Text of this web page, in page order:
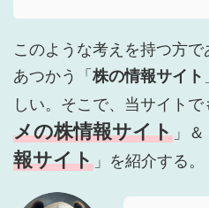
このような考えを持つ方で
あつかう「 株の情報サイト
しい。そこで、当サイトで
メの株情報サイト 」＆
報サイト 」を紹介する。